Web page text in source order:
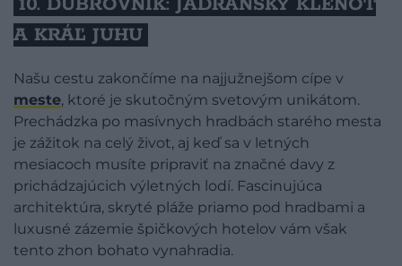
A KRÁĽ JUHU
Našu cestu zakončíme na najjužnejšom cípe v
meste, ktoré je skutočným svetovým unikátom.
Prechádzka po masívnych hradbách starého mesta
je zážitok na celý život, aj keď sa v letných
mesiacoch musíte pripraviť na značné davy z
prichádzajúcich výletných lodí. Fascinujúca
architektúra, skryté pláže priamo pod hradbami a
luxusné zázemie špičkových hotelov vám však
tento zhon bohato vynahradia.